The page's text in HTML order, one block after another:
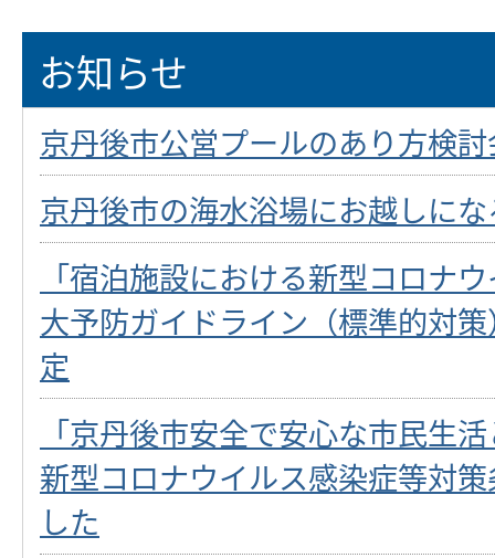
お知らせ
京丹後市公営プールのあり方検
京丹後市の海水浴場にお越しに
「宿泊施設における新型コロナ
大予防ガイドライン（標準的対
定
「京丹後市安全で安心な市民生
新型コロナウイルス感染症等対
した